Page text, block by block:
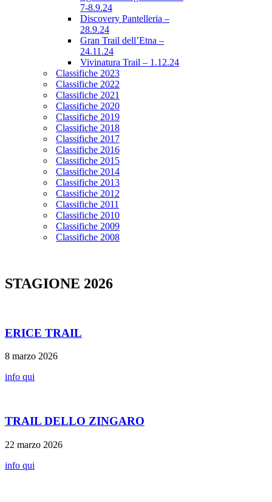
7-8.9.24
Discovery Pantelleria –
28.9.24
Gran Trail dell’Etna –
24.11.24
Vivinatura Trail – 1.12.24
Classifiche 2023
Classifiche 2022
Classifiche 2021
Classifiche 2020
Classifiche 2019
Classifiche 2018
Classifiche 2017
Classifiche 2016
Classifiche 2015
Classifiche 2014
Classifiche 2013
Classifiche 2012
Classifiche 2011
Classifiche 2010
Classifiche 2009
Classifiche 2008
STAGIONE 2026
ERICE TRAIL
8 marzo 2026
info qui
TRAIL DELLO ZINGARO
22 marzo 2026
info qui